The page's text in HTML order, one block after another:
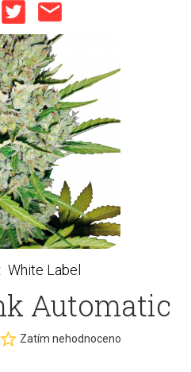
: White Label
Automatic
Zatím nehodnoceno